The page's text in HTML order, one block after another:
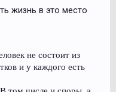
жизнь в это место
не состоит из
и у каждого есть